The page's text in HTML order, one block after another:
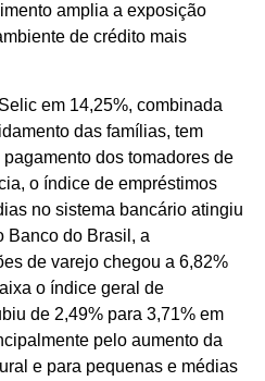
amplia a exposição
de crédito mais
em 14,25%, combinada
das famílias, tem
dos tomadores de
o índice de empréstimos
no sistema bancário atingiu
Banco do Brasil, a
de varejo chegou a 6,82%
o índice geral de
de 2,49% para 3,71% em
pelo aumento da
e para pequenas e médias